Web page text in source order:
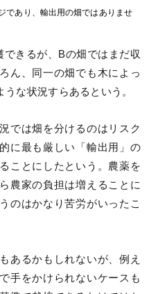
であり、輸出用の畑ではありませ
きるが、Bの畑ではまだ収
ん、同一の畑でも木によっ
な状況すらあるという。
では畑を分けるのはリスク
に最も厳しい「輸出用」の
ことにしたという。農薬を
農家の負担は増えることに
のはかなり苦労がいったこ
あるかもしれないが、例え
手をかけられないケースも